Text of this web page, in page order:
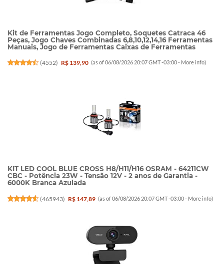
Kit de Ferramentas Jogo Completo, Soquetes Catraca 46
Peças, Jogo Chaves Combinadas 6,8,10,12,14,16 Ferramentas
Manuais, Jogo de Ferramentas Caixas de Ferramentas
(4552) R$ 139,90 (as of 06/08/2026 20:07 GMT -03:00 - More info)
KIT LED COOL BLUE CROSS H8/H11/H16 OSRAM - 64211CW
CBC - Potência 23W - Tensão 12V - 2 anos de Garantia -
6000K Branca Azulada
(465943) R$ 147,89 (as of 06/08/2026 20:07 GMT -03:00 - More info)